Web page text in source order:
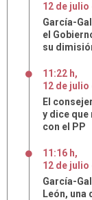
12 de julio
García-
el
su
11:22 h,
12 de julio
El
y dice que
con el PP
11:16 h,
12 de julio
García-
León, una